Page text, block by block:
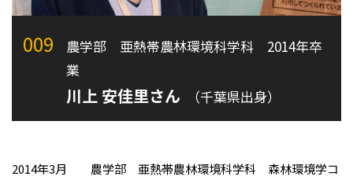
009
農学部 亜熱帯農林環境科学科 2014年卒
業
川上 安佳里さん （千葉県出身）
2014年3月 農学部 亜熱帯農林環境科学科 森林環境学コ